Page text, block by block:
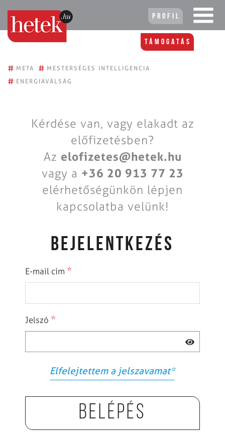
Profil
Támogatás
# META # MESTERSÉGES INTELLIGENCIA
# ENERGIAVÁLSÁG
Kérdése van, vagy elakadt az
előfizetésben?
Az elofizetes@hetek.hu
vagy a +36 20 913 77 23
elérhetőségünkön lépjen
kapcsolatba velünk!
BEJELENTKEZÉS
E-mail cím *
Jelszó *
Elfelejtettem a jelszavamat*
Belépés